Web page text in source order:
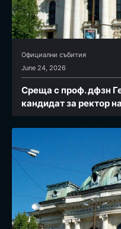
Официални събития
June 24, 2026
Среща с проф. дфзн
кандидат за ректор